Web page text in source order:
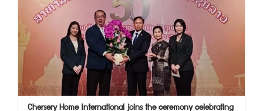
Chersery Home International joins the ceremony celebrating